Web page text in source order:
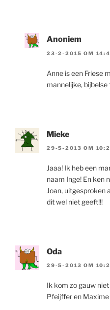
Anoniem
23-2-2015 OM
Anne is een Friese
mannelijke, bijbelse
Mieke
29-5-2013 OM
Jaaa! Ik heb een
naam Inge! En ken
Joan, uitgesproken
dit wel niet geeft!!!
Oda
29-5-2013 OM
Ik kom zo gauw
Pfeijffer en